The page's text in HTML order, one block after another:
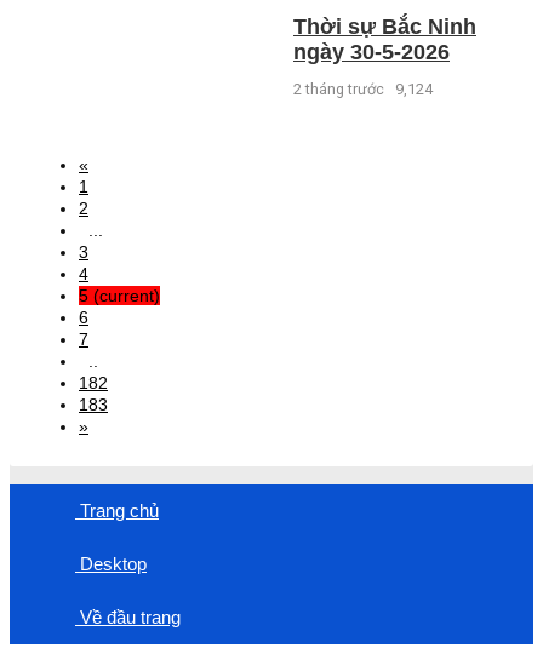
Thời sự Bắc Ninh
ngày 30-5-2026
2 tháng trước 9,124
«
1
2
3
4
5 (current)
6
7
182
183
»
Trang chủ
Desktop
Về đầu trang